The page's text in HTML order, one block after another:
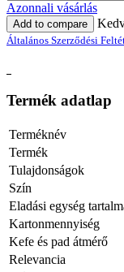
Azonnali vásárlás
Add to compare
Általános Szerződési
Termék adatlap
Terméknév
Termék
Tulajdonságok
Szín
Eladási egység
Kartonmennyiség
Kefe és pad átmérő
Relevancia